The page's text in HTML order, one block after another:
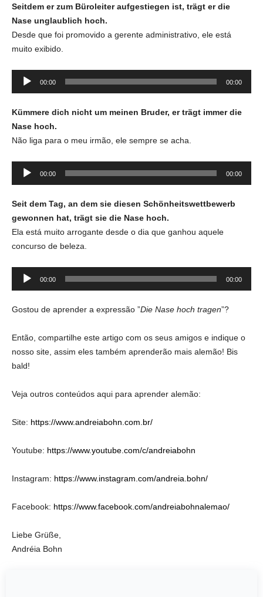
Seitdem er zum Büroleiter aufgestiegen ist, trägt er die
Nase unglaublich hoch.
Desde que foi promovido a gerente administrativo, ele está
muito exibido.
Tocador
00:00 00:00
Kümmere dich nicht um meinen Bruder, er trägt immer die
Nase hoch.
Não liga para o meu irmão, ele sempre se acha.
Tocador
00:00 00:00
Seit dem Tag, an dem sie diesen Schönheitswettbewerb
gewonnen hat, trägt sie die Nase hoch.
Ela está muito arrogante desde o dia que ganhou aquele
concurso de beleza.
Tocador
00:00 00:00
Gostou de aprender a expressão ”Die Nase hoch tragen”?
Então, compartilhe este artigo com os seus amigos e indique o
nosso site, assim eles também aprenderão mais alemão! Bis
bald!
Veja outros conteúdos aqui para aprender alemão:
Site: https://www.andreiabohn.com.br/
Youtube: https://www.youtube.com/c/andreiabohn
Instagram: https://www.instagram.com/andreia.bohn/
Facebook: https://www.facebook.com/andreiabohnalemao/
Liebe Grüße,
Andréia Bohn